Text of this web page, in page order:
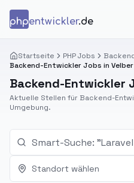
phpentwickler.de
Startseite PHP Jobs
Backend-Entwickler Jobs in
Backend-Entwickler
Aktuelle Stellen für Backend-
Umgebung.
Standort wählen